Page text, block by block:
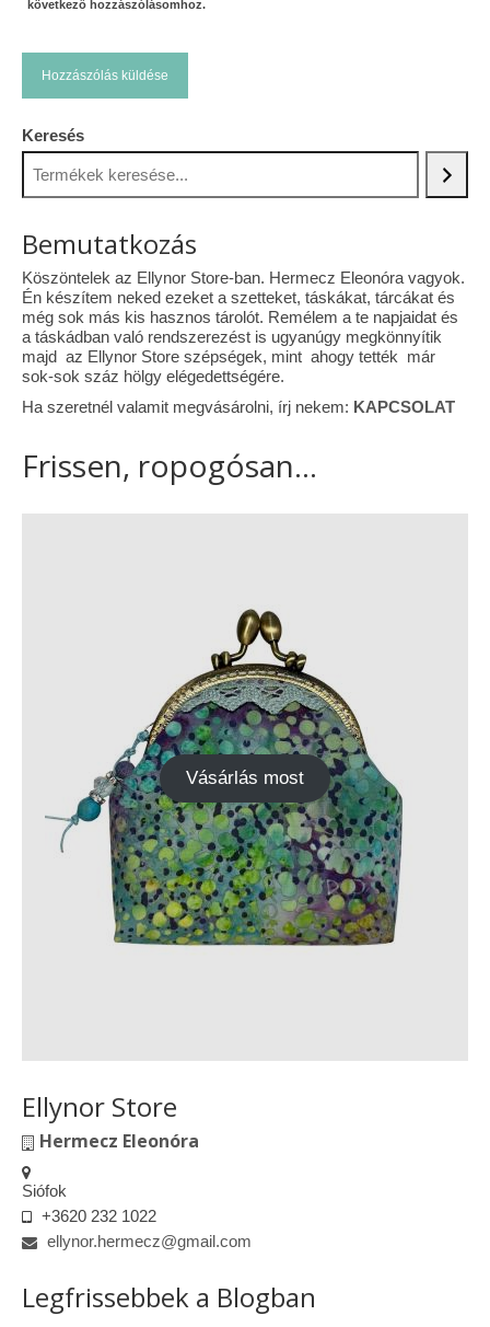
következő hozzászólásomhoz.
Keresés
Bemutatkozás
Köszöntelek az Ellynor Store-ban. Hermecz Eleonóra vagyok.
Én készítem neked ezeket a szetteket, táskákat, tárcákat és
még sok más kis hasznos tárolót. Remélem a te napjaidat és
a táskádban való rendszerezést is ugyanúgy megkönnyítik
majd az Ellynor Store szépségek, mint ahogy tették már
sok-sok száz hölgy elégedettségére.
Ha szeretnél valamit megvásárolni, írj nekem: KAPCSOLAT
Frissen, ropogósan...
Vásárlás most
Ellynor Store
Hermecz Eleonóra
Siófok
+3620 232 1022
ellynor.hermecz@gmail.com
Legfrissebbek a Blogban